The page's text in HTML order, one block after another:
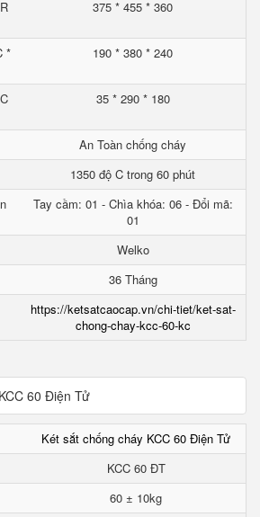
375 * 455 * 360
*
190 * 380 * 240
35 * 290 * 180
An Toàn chống cháy
1350 độ C trong 60 phút
Tay cầm: 01 - Chìa khóa: 06 - Đổi mã:
01
Welko
36 Tháng
https://ketsatcaocap.vn/chi-tiet/ket-sat-
chong-chay-kcc-60-kc
Két sắt chống cháy KCC 60 Điện Tử
KCC 60 ĐT
60 ± 10kg